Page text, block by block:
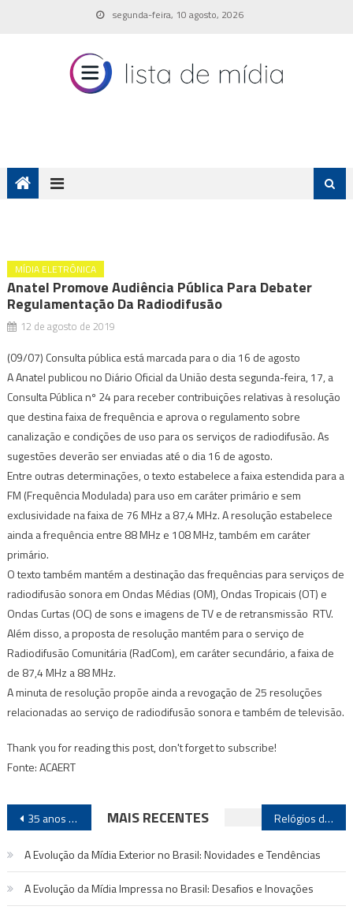
segunda-feira, 10 agosto, 2026
MÍDIA ELETRÔNICA
Anatel Promove Audiência Pública Para Debater
Regulamentação Da Radiodifusão
12 de agosto de 2019
(09/07) Consulta pública está marcada para o dia 16 de agosto
A Anatel publicou no Diário Oficial da União desta segunda-feira, 17, a
Consulta Pública nº 24 para receber contribuições relativas à resolução
que destina faixa de frequência e aprova o regulamento sobre
canalização e condições de uso para os serviços de radiodifusão. As
sugestões deverão ser enviadas até o dia 16 de agosto.
Entre outras determinações, o texto estabelece a faixa estendida para a
FM (Frequência Modulada) para uso em caráter primário e sem
exclusividade na faixa de 76 MHz a 87,4 MHz. A resolução estabelece
ainda a frequência entre 88 MHz e 108 MHz, também em caráter
primário.
O texto também mantém a destinação das frequências para serviços de
radiodifusão sonora em Ondas Médias (OM), Ondas Tropicais (OT) e
Ondas Curtas (OC) de sons e imagens de TV e de retransmissão  RTV.
Além disso, a proposta de resolução mantém para o serviço de
Radiodifusão Comunitária (RadCom), em caráter secundário, a faixa de
de 87,4 MHz a 88 MHz.
A minuta de resolução propõe ainda a revogação de 25 resoluções
relacionadas ao serviço de radiodifusão sonora e também de televisão.
Thank you for reading this post, don't forget to subscribe!
Fonte: ACAERT
Navegação
de
Post
35 anos da Central  A Mãe de todos os Outdoors Relógios digitais da Clear Channel no Rio de Janeiro informarão fluxo de pessoas na rua
MAIS RECENTES
A Evolução da Mídia Exterior no Brasil: Novidades e Tendências
A Evolução da Mídia Impressa no Brasil: Desafios e Inovações